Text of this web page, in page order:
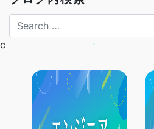
Search
c